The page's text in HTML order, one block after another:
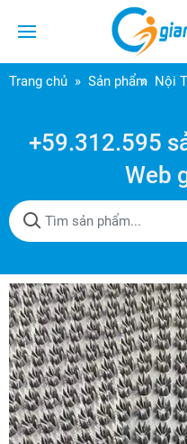
Trang chủ Sản phẩm Nội
+59.312.595
Web